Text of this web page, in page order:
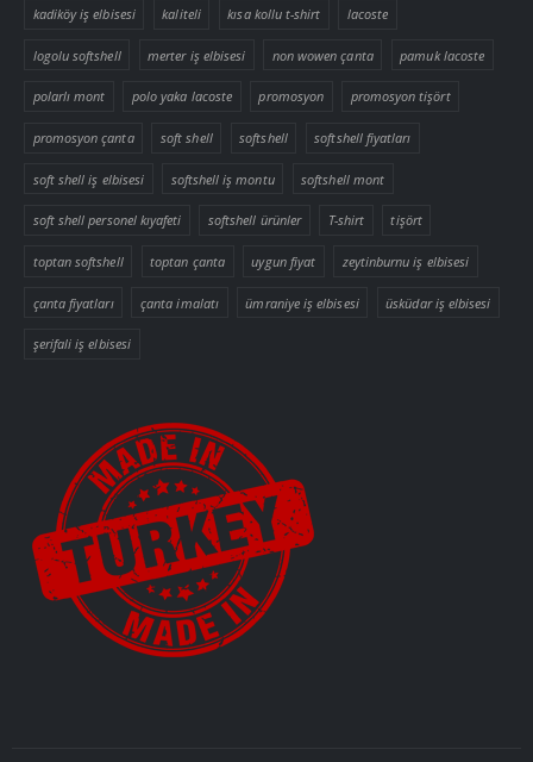
kadiköy iş elbisesi kaliteli kısa kollu t-shirt lacoste
logolu softshell merter iş elbisesi non wowen çanta pamuk lacoste
polarlı mont polo yaka lacoste promosyon promosyon tişört
promosyon çanta soft shell softshell softshell fiyatları
soft shell iş elbisesi softshell iş montu softshell mont
soft shell personel kıyafeti softshell ürünler T-shirt tişört
toptan softshell toptan çanta uygun fiyat zeytinburnu iş elbisesi
çanta fiyatları çanta imalatı ümraniye iş elbisesi üsküdar iş elbisesi
şerifali iş elbisesi